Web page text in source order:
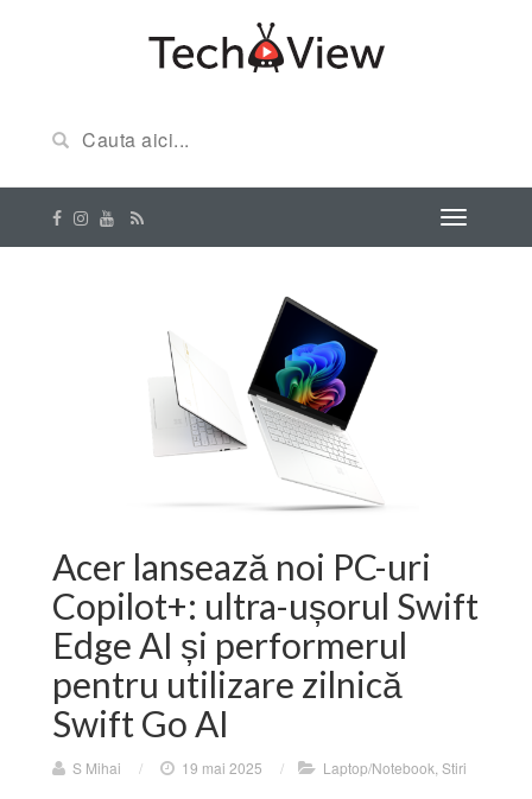
Acer lansează noi PC-uri
Copilot+: ultra-ușorul Swift
Edge AI și performerul
pentru utilizare zilnică
Swift Go AI
S Mihai / 19 mai 2025 / Laptop/Notebook Stiri